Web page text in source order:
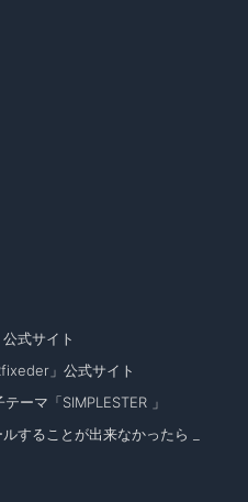
式サイト
」公式サイト
ーマ「SIMPLESTER 」
することが出来なかったら _